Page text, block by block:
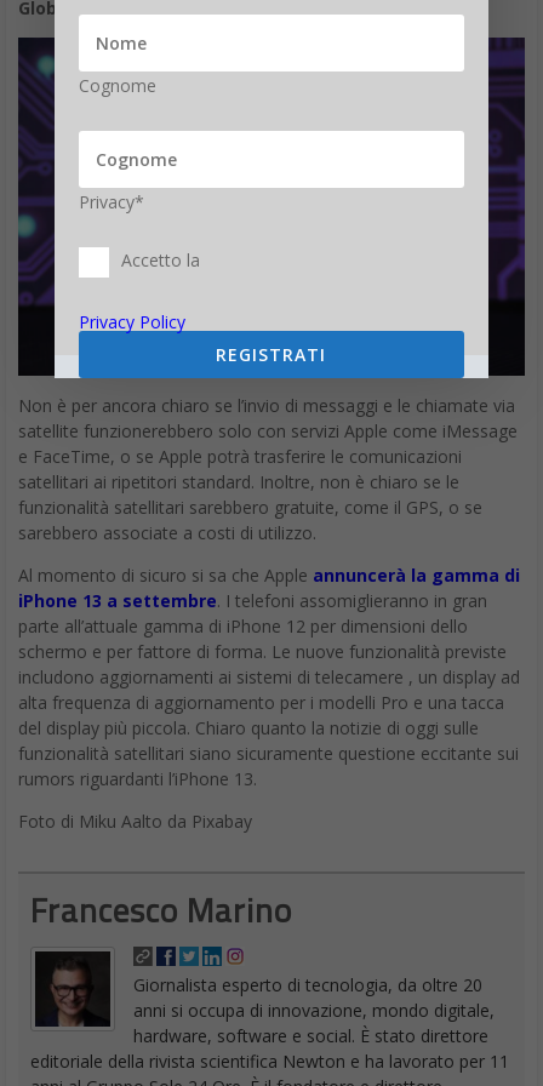
Globalstar
Non è per ancora chiaro se l’invio di messaggi e le chiamate via
satellite funzionerebbero solo con servizi Apple come iMessage
e FaceTime, o se Apple potrà trasferire le comunicazioni
satellitari ai ripetitori standard. Inoltre, non è chiaro se le
funzionalità satellitari sarebbero gratuite, come il GPS, o se
sarebbero associate a costi di utilizzo.
Al momento di sicuro si sa che Apple annuncerà la gamma di
iPhone 13 a settembre. I telefoni assomiglieranno in gran
parte all’attuale gamma di iPhone 12 per dimensioni dello
schermo e per fattore di forma. Le nuove funzionalità previste
includono aggiornamenti ai sistemi di telecamere , un display ad
alta frequenza di aggiornamento per i modelli Pro e una tacca
del display più piccola. Chiaro quanto la notizie di oggi sulle
funzionalità satellitari siano sicuramente questione eccitante sui
rumors riguardanti l’iPhone 13.
Foto di Miku Aalto da Pixabay
Francesco Marino
Giornalista esperto di tecnologia, da oltre 20
anni si occupa di innovazione, mondo digitale,
hardware, software e social. È stato direttore
editoriale della rivista scientifica Newton e ha lavorato per 11
Cognome
Privacy*
Accetto la
Privacy Policy
REGISTRATI